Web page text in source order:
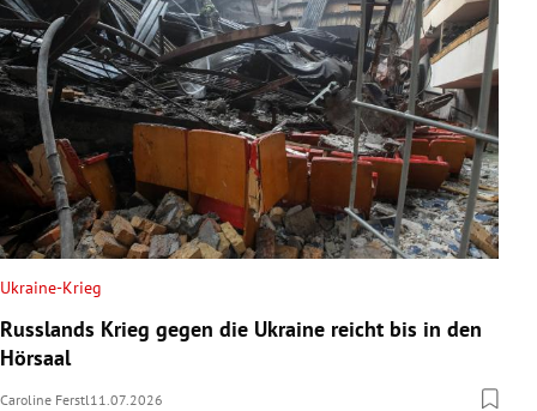
Ukraine-Krieg
Russlands Krieg gegen die Ukraine reicht bis in den
Hörsaal
Caroline Ferstl 11.07.2026